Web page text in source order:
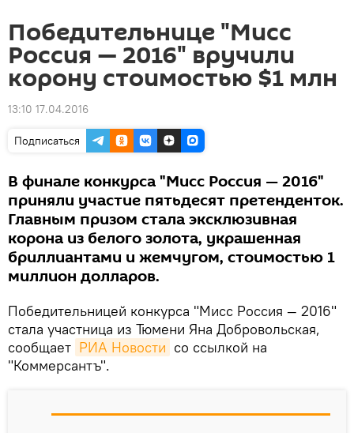
Победительнице "Мисс
Россия — 2016" вручили
корону стоимостью $1 млн
13:10 17.04.2016
Подписаться
В финале конкурса "Мисс Россия — 2016"
приняли участие пятьдесят претенденток.
Главным призом стала эксклюзивная
корона из белого золота, украшенная
бриллиантами и жемчугом, стоимостью 1
миллион долларов.
Победительницей конкурса "Мисс Россия — 2016"
стала участница из Тюмени Яна Добровольская,
сообщает РИА Новости со ссылкой на
"Коммерсантъ".